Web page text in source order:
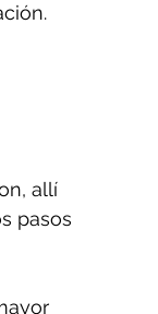
allí
pasos